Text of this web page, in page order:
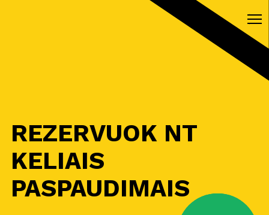
REZERVUOK NT
KELIAIS
PASPAUDIMAIS